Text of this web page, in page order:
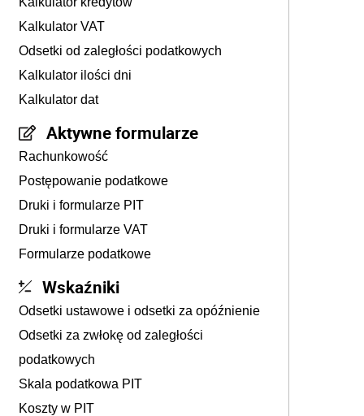
Kalkulator VAT
Odsetki od zaległości podatkowych
Kalkulator ilości dni
Kalkulator dat
Aktywne formularze
Rachunkowość
Postępowanie podatkowe
Druki i formularze PIT
Druki i formularze VAT
Formularze podatkowe
Wskaźniki
Odsetki ustawowe i odsetki za opóźnienie
Odsetki za zwłokę od zaległości
podatkowych
Skala podatkowa PIT
Koszty w PIT